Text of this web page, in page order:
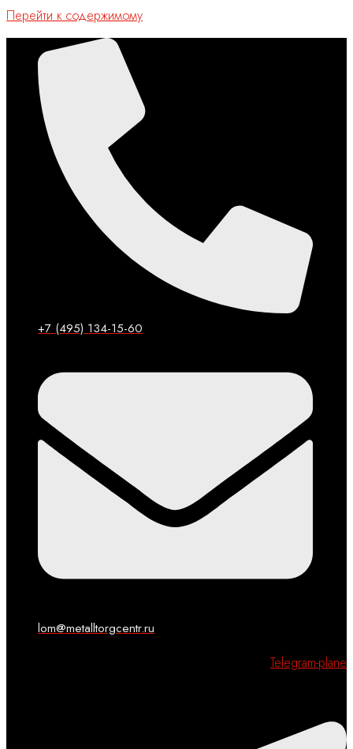
Перейти к содержимому
+7 (495) 134-15-60
lom@metalltorgcentr.ru
Telegram-plane